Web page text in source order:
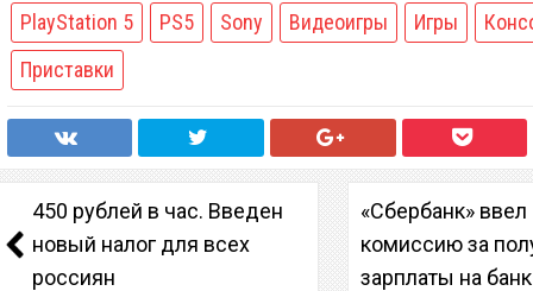
PlayStation 5 PS5 Sony Видеоигры Игры
Приставки
450 рублей в час. Введен
новый налог для всех
россиян
«Сбербанк» ввел
комиссию за
зарплаты на